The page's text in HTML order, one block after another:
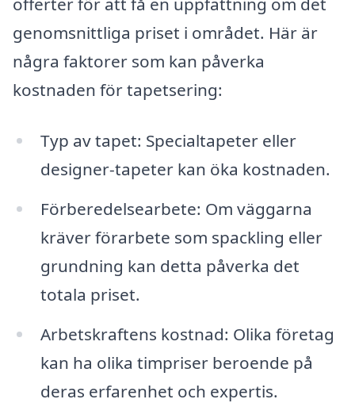
genomsnittliga priset i området. Här är
några faktorer som kan påverka
kostnaden för tapetsering:
Typ av tapet: Specialtapeter eller
designer-tapeter kan öka kostnaden.
Förberedelsearbete: Om väggarna
kräver förarbete som spackling eller
grundning kan detta påverka det
totala priset.
Arbetskraftens kostnad: Olika företag
kan ha olika timpriser beroende på
deras erfarenhet och expertis.